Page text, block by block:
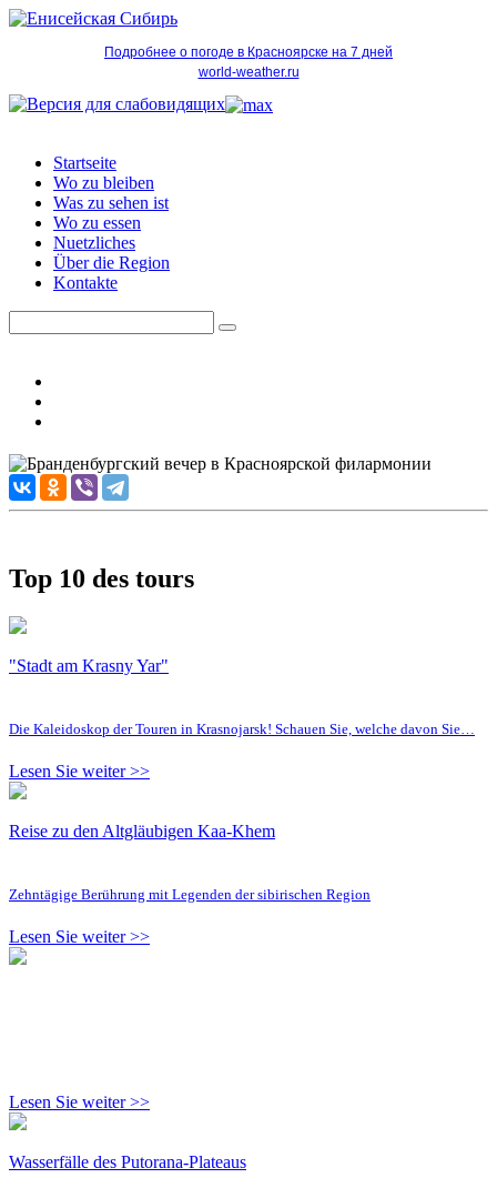
Подробнее о погоде в Красноярске на 7 дней
world-weather.ru
Startseite
Wo zu bleiben
Was zu sehen ist
Wo zu essen
Nuetzliches
Über die Region
Kontakte
Top 10 des tours
"Stadt am Krasny Yar"
Die Kaleidoskop der Touren in Krasnojarsk! Schauen Sie, welche davon Sie…
Lesen Sie weiter >>
Reise zu den Altgläubigen Kaa-Khem
Zehntägige Berührung mit Legenden der sibirischen Region
Lesen Sie weiter >>
Lesen Sie weiter >>
Wasserfälle des Putorana-Plateaus